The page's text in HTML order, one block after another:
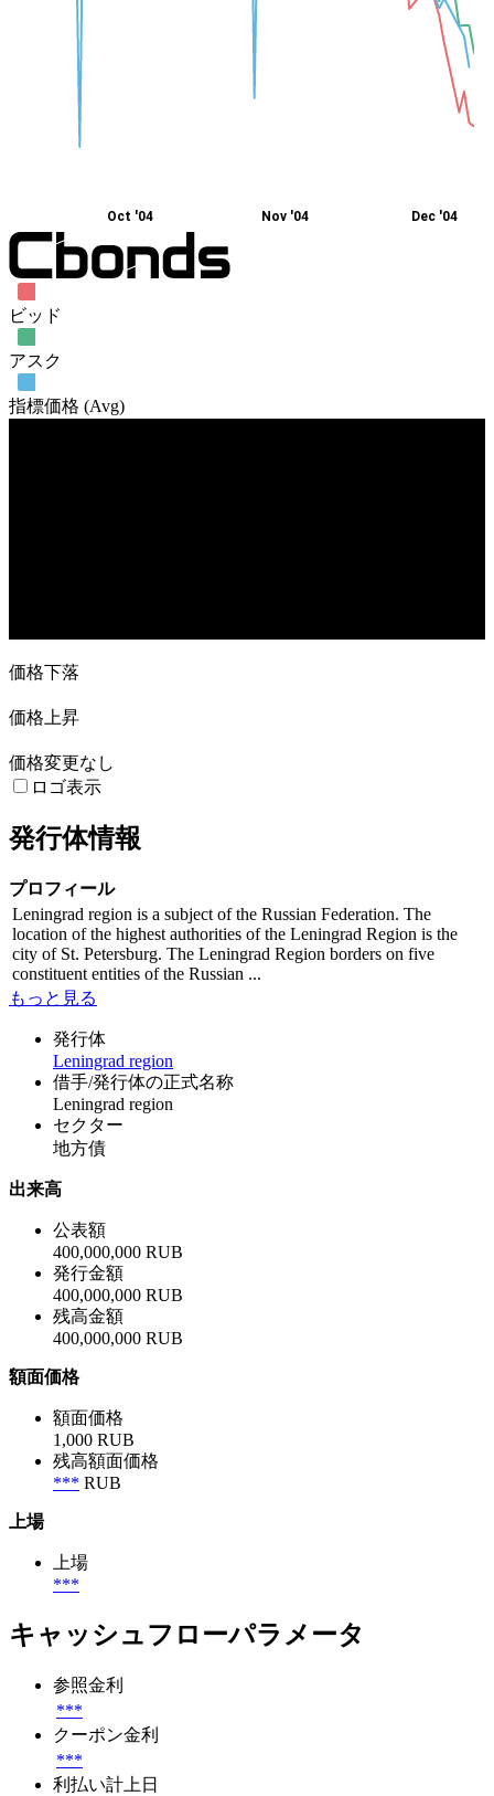
Oct '04 Nov '04 Dec '04
ビッド
アスク
指標価格 (Avg)
価格下落
価格上昇
価格変更なし
ロゴ表示
発行体情報
プロフィール
Leningrad region is a subject of the Russian Federation. The
location of the highest authorities of the Leningrad Region is the
city of St. Petersburg. The Leningrad Region borders on five
constituent entities of the Russian ...
もっと見る
発行体
Leningrad region
借手/発行体の正式名称
Leningrad region
セクター
地方債
出来高
公表額
400,000,000 RUB
発行金額
400,000,000 RUB
残高金額
400,000,000 RUB
額面価格
額面価格
1,000 RUB
残高額面価格
*** RUB
上場
上場
***
キャッシュフローパラメータ
参照金利
***
クーポン金利
***
利払い計上日